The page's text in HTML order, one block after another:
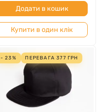
Додати в кошик
Купити в один клік
- 23% ПЕРЕВАГА377 ГРН